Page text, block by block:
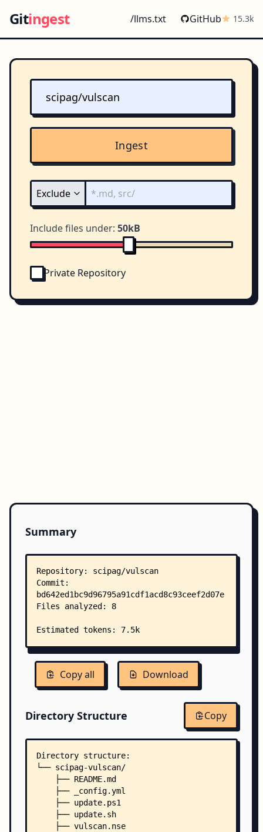
Gitingest /llms.txt GitHub 15.3k
Ingest
Include files under: 50kB
Private Repository
Summary
Copy all Download
Directory Structure Copy
Directory structure:
└── scipag-vulscan/
    ├── README.md
    ├── _config.yml
    ├── update.ps1
    ├── update.sh
    ├── vulscan.nse